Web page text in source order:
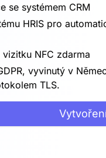
se systémem CRM
HRIS pro
NFC zdarma
vyvinutý v
TLS.